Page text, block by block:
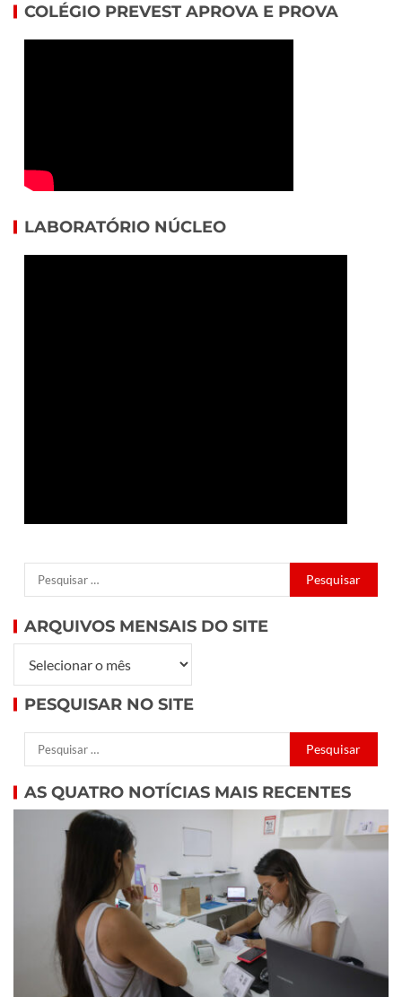
COLÉGIO PREVEST APROVA E PROVA
LABORATÓRIO NÚCLEO
ARQUIVOS MENSAIS DO SITE
PESQUISAR NO SITE
AS QUATRO NOTÍCIAS MAIS RECENTES